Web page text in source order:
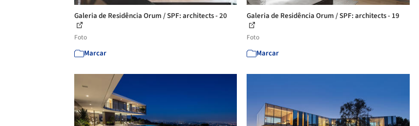
Galeria de Residência Orum / SPF: architects - 20
Foto
Marcar
Galeria de Residência Orum / SPF: architects - 19
Foto
Marcar